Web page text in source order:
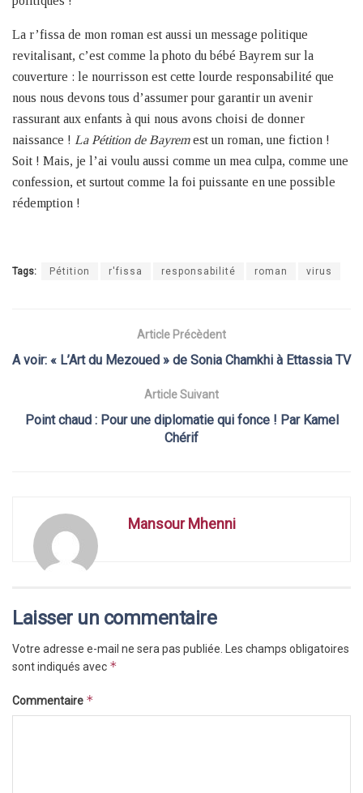
La r’fissa de mon roman est aussi un message politique
revitalisant, c’est comme la photo du bébé Bayrem sur la
couverture : le nourrisson est cette lourde responsabilité que
nous nous devons tous d’assumer pour garantir un avenir
rassurant aux enfants à qui nous avons choisi de donner
naissance ! La Pétition de Bayremest un roman, une fiction !
Soit ! Mais, je l’ai voulu aussi comme un mea culpa, comme une
confession, et surtout comme la foi puissante en une possible
rédemption !
Tags: Pétition r'fissa responsabilité roman virus
Article Précèdent
A voir: « L’Art du Mezoued » de Sonia Chamkhi à Ettassia TV
Article Suivant
Point chaud : Pour une diplomatie qui fonce ! Par Kamel
Chérif
Mansour Mhenni
Laisser un commentaire
Votre adresse e-mail ne sera pas publiée.
Les champs obligatoires
sont indiqués avec *
Commentaire *